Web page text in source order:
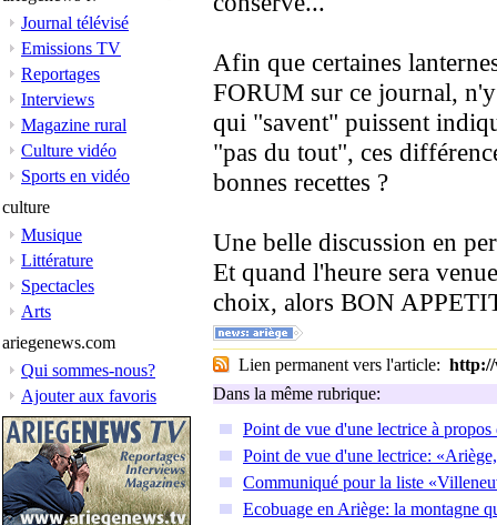
Journal télévisé
Emissions TV
Reportages
Interviews
Magazine rural
Culture vidéo
Sports en vidéo
culture
Musique
Littérature
Spectacles
Arts
ariegenews.com
Qui sommes-nous?
Ajouter aux favoris
Afin que certaines
FORUM sur ce journal,
qui "savent" puissent
"pas du tout", ces
bonnes recettes ?
Une belle discussion en
Et quand l'heure sera
choix, alors BON
Lien permanent vers l'article: http://
Dans la même rubrique:
Point de vue d'une lectrice à
Point de vue d'une lectrice:
Communiqué pour la liste
Ecobuage en Ariège: la montagne